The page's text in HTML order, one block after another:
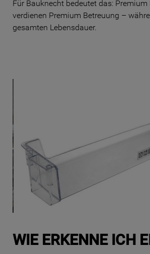
Für Bauknecht bedeutet das: Premium
verdienen Premium Betreuung –
gesamten Lebensdauer.
WIE ERKENNE ICH